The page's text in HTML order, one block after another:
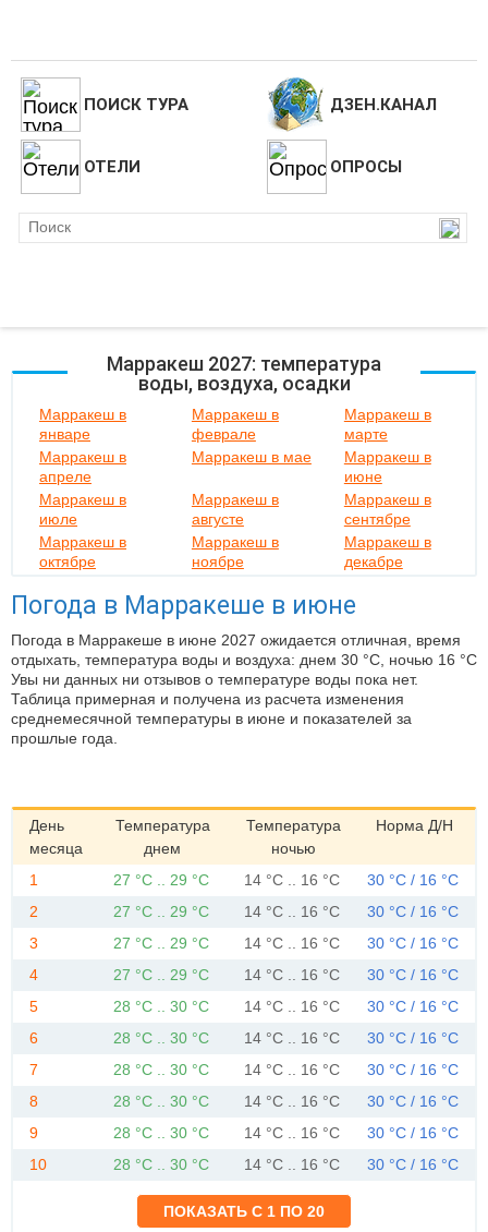
ПОИСК ТУРА ДЗЕН.КАНАЛ
ОТЕЛИ ОПРОСЫ
Марракеш 2027: температура
воды, воздуха, осадки
Марракеш в
январе
Марракеш в
феврале
Марракеш в
марте
Марракеш в
апреле
Марракеш в мае
Марракеш в
июне
Марракеш в
июле
Марракеш в
августе
Марракеш в
сентябре
Марракеш в
октябре
Марракеш в
ноябре
Марракеш в
декабре
Погода в Марракеше в июне
Погода в Марракеше в июне 2027 ожидается отличная, время
отдыхать, температура воды и воздуха: днем 30 °C, ночью 16 °C
Увы ни данных ни отзывов о температуре воды пока нет.
Таблица примерная и получена из расчета изменения
среднемесячной температуры в июне и показателей за
прошлые года.
День
месяца
Температура
днем
Температура
ночью
Норма Д/Н
1 27 °C .. 29 °C 14 °C .. 16 °C
30 °C / 16 °C
2
27 °C .. 29 °C 14 °C .. 16 °C
30 °C / 16 °C
3
27 °C .. 29 °C 14 °C .. 16 °C
30 °C / 16 °C
4
27 °C .. 29 °C 14 °C .. 16 °C
30 °C / 16 °C
5
28 °C .. 30 °C 14 °C .. 16 °C
30 °C / 16 °C
6
28 °C .. 30 °C 14 °C .. 16 °C
30 °C / 16 °C
7
28 °C .. 30 °C 14 °C .. 16 °C
30 °C / 16 °C
8
28 °C .. 30 °C 14 °C .. 16 °C
30 °C / 16 °C
9
28 °C .. 30 °C 14 °C .. 16 °C
30 °C / 16 °C
10
28 °C .. 30 °C 14 °C .. 16 °C 30 °C / 16 °C